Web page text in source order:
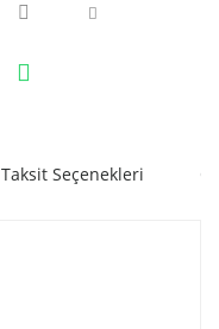
Taksit Seçenekleri